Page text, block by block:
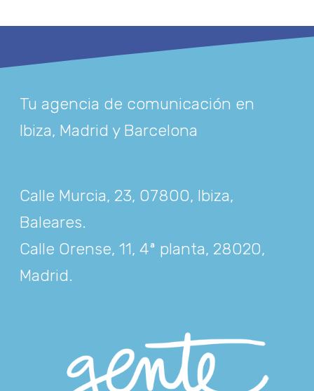
Tu agencia de comunicación en
Ibiza, Madrid y Barcelona
Calle Murcia, 23, 07800, Ibiza,
Baleares.
Calle Orense, 11, 4ª planta, 28020,
Madrid.